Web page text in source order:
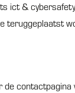
ict &
teruggeplaatst